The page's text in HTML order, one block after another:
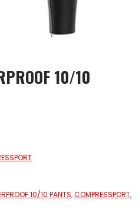
10/10
10/10 PANTS,COMPRESSPORT,